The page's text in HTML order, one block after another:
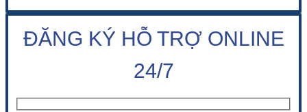
ĐĂNG KÝ HỖ TRỢ ONLINE
24/7